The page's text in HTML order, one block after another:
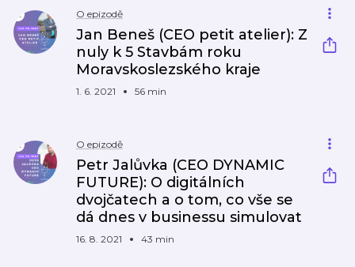
O epizodě
Jan Beneš (CEO petit atelier): Z
nuly k 5 Stavbám roku
Moravskoslezského kraje
1. 6. 2021 56 min
O epizodě
Petr Jalůvka (CEO DYNAMIC
FUTURE): O digitálních
dvojčatech a o tom, co vše se
dá dnes v businessu simulovat
16. 8. 2021 43 min